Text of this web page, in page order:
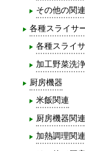
その他の関
各種スライサ
各種スライ
加工野菜洗
厨房機器
米飯関連
厨房機器関連
加熱調理関